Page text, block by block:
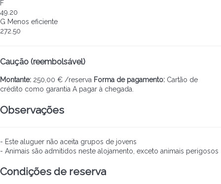
F
49.20
G Menos eficiente
272.50
Caução (reembolsável)
Montante: 250,00 € /reserva Forma de pagamento: Cartão de
crédito como garantia A pagar à chegada.
Observações
- Este aluguer não aceita grupos de jovens
- Animais são admitidos neste alojamento, exceto animais perigosos
Condições de reserva